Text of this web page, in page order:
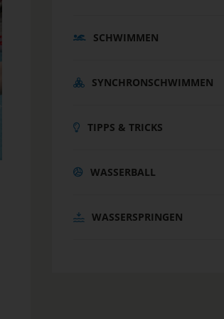
SCHWIMMEN
SYNCHRONSCHWIMMEN
TIPPS & TRICKS
WASSERBALL
WASSERSPRINGEN